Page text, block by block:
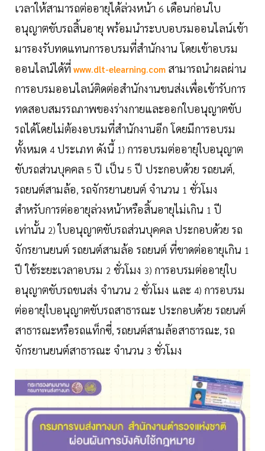
เวลาให้สามารถต่ออายุได้ล่วงหน้า 6 เดือนก่อนใบ
อนุญาตขับรถสิ้นอายุ พร้อมนำระบบอบรมออนไลน์เข้า
มารองรับทดแทนการอบรมที่สำนักงาน โดยเข้าอบรม
ออนไลน์ได้ที่ www.dlt-elearning.com สามารถนำผลผ่าน
การอบรมออนไลน์ติดต่อสำนักงานขนส่งเพื่อเข้ารับการ
ทดสอบสมรรถภาพของร่างกายและออกใบอนุญาตขับ
รถได้โดยไม่ต้องอบรมที่สำนักงานอีก โดยมีการอบรม
ทั้งหมด 4 ประเภท ดังนี้ 1) การอบรมต่ออายุใบอนุญาต
ขับรถส่วนบุคคล 5 ปี เป็น 5 ปี ประกอบด้วย รถยนต์,
รถยนต์สามล้อ, รถจักรยานยนต์ จำนวน 1 ชั่วโมง
สำหรับการต่ออายุล่วงหน้าหรือสิ้นอายุไม่เกิน 1 ปี
เท่านั้น 2) ใบอนุญาตขับรถส่วนบุคคล ประกอบด้วย รถ
จักรยานยนต์ รถยนต์สามล้อ รถยนต์ ที่ขาดต่ออายุเกิน 1
ปี ใช้ระยะเวลาอบรม 2 ชั่วโมง 3) การอบรมต่ออายุใบ
อนุญาตขับรถขนส่ง จำนวน 2 ชั่วโมง และ 4) การอบรม
ต่ออายุใบอนุญาตขับรถสาธารณะ ประกอบด้วย รถยนต์
สาธารณะหรือรถแท็กซี่, รถยนต์สามล้อสาธารณะ, รถ
จักรยานยนต์สาธารณะ จำนวน 3 ชั่วโมง